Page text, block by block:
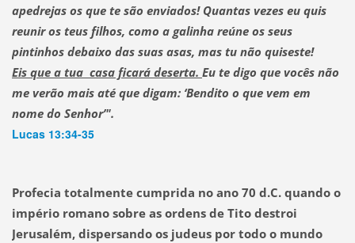
apedrejas os que te são enviados! Quantas vezes eu quis
reunir os teus filhos, como a galinha reúne os seus
pintinhos debaixo das suas asas, mas tu não quiseste!
Eis que a tua casa ficará deserta. Eu te digo que vocês não
me verão mais até que digam: ‘Bendito o que vem em
nome do Senhor’".
Lucas 13:34-35
Profecia totalmente cumprida no ano 70 d.C. quando o
império romano sobre as ordens de Tito destroi
Jerusalém, dispersando os judeus por todo o mundo